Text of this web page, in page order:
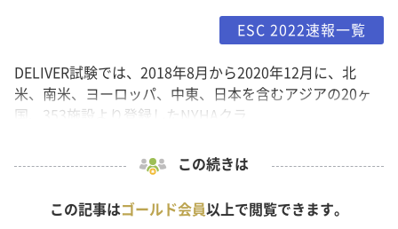
ESC 2022速報一覧
DELIVER試験では、2018年8月から2020年12月に、北
米、南米、ヨーロッパ、中東、日本を含むアジアの20ヶ
国、353施設より登録したNYHAクラ...
この続きは
この記事はゴールド会員以上で閲覧できます。